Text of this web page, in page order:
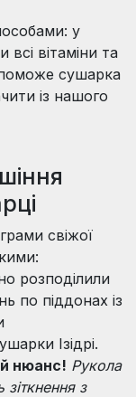
у
всі вітаміни та
сушарка
із нашого
свіжої
розподілили
по піддонах із
Ізідрі.
нюанс! Рукола
з